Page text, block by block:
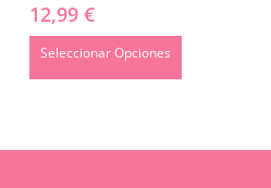
No hay
12,99 €
Seleccionar Opciones